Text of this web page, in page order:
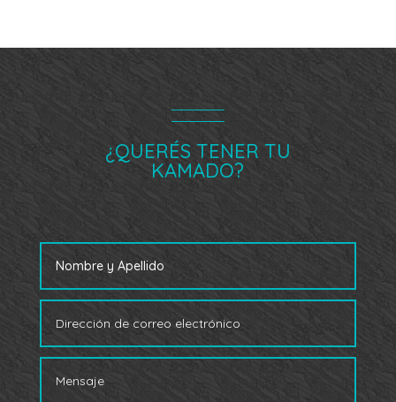
¿QUERÉS TENER TU
KAMADO?